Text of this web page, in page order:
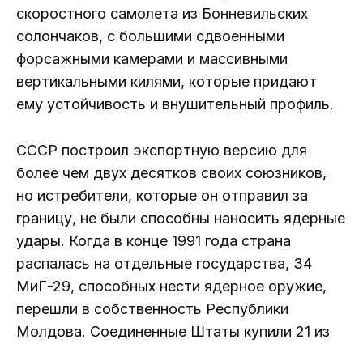
скоростного самолета из Бонневильских
солончаков, с большими сдвоенными
форсажными камерами и массивными
вертикальными килями, которые придают
ему устойчивость и внушительный профиль.
СССР построил экспортную версию для
более чем двух десятков своих союзников,
но истребители, которые он отправил за
границу, не были способны наносить ядерные
удары. Когда в конце 1991 года страна
распалась на отдельные государства, 34
МиГ-29, способных нести ядерное оружие,
перешли в собственность Республики
Молдова. Соединенные Штаты купили 21 из